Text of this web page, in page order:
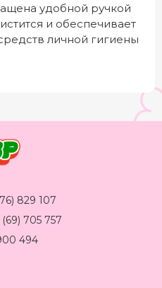
удобной ручкой
и обеспечивает
личной гигиены
829 107
705 757
494